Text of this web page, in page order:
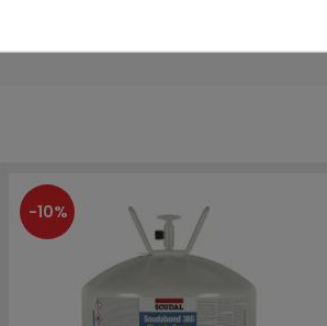
-10%